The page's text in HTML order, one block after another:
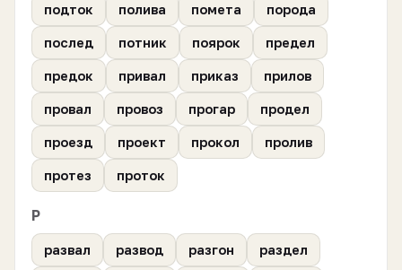
подток полива помета порода
послед потник поярок предел
предок привал приказ прилов
провал провоз прогар продел
проезд проект прокол пролив
протез проток
Р
развал развод разгон раздел